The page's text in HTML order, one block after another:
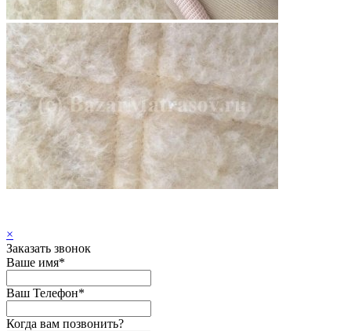
×
Заказать звонок
Ваше имя*
Ваш Телефон*
Когда вам позвонить?